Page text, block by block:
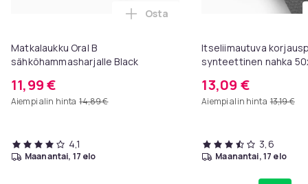
Matkalaukku Oral B
sähköhammasharjalle Black
11,99 €
Aiempi alin hinta 14,89 €
Lisää Matkalaukku Oral B
Osta
4,1
maanantai, 17 elo
Itseliimautuva
synteettinen nahka
13,09 €
Aiempi alin hinta 13,19 €
3,6
maanantai, 17 elo